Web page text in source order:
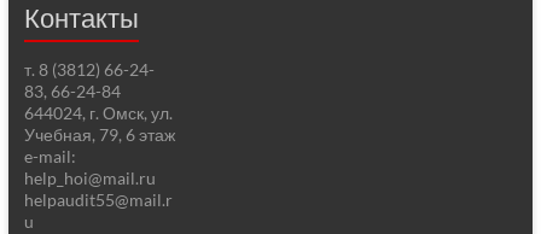
Контакты
т. 8 (3812) 66-24-
83, 66-24-84
644024, г. Омск, ул.
Учебная, 79, 6 этаж
e-mail:
help_hoi@mail.ru
helpaudit55@mail.r
u